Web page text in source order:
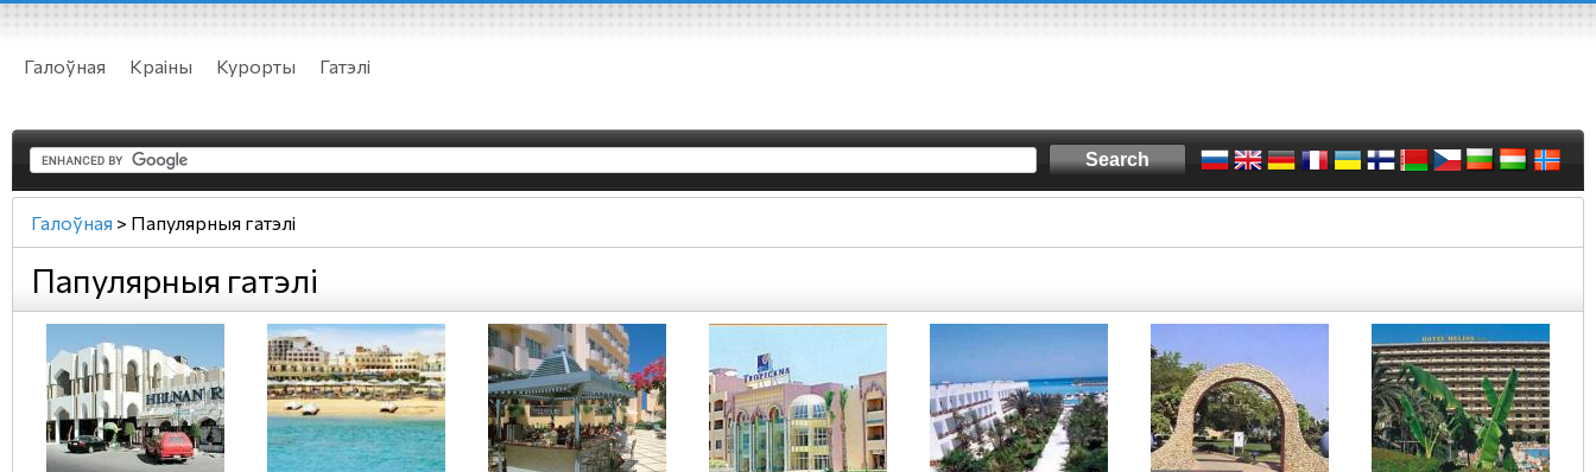
Галоўная Краіны Курорты Гатэлі
Галоўная > Папулярныя гатэлі
Папулярныя гатэлі